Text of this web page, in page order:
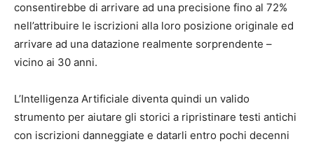
consentirebbe di arrivare ad una precisione fino al 72%
nell’attribuire le iscrizioni alla loro posizione originale ed
arrivare ad una datazione realmente sorprendente –
vicino ai 30 anni.
L’Intelligenza Artificiale diventa quindi un valido
strumento per aiutare gli storici a ripristinare testi antichi
con iscrizioni danneggiate e datarli entro pochi decenni